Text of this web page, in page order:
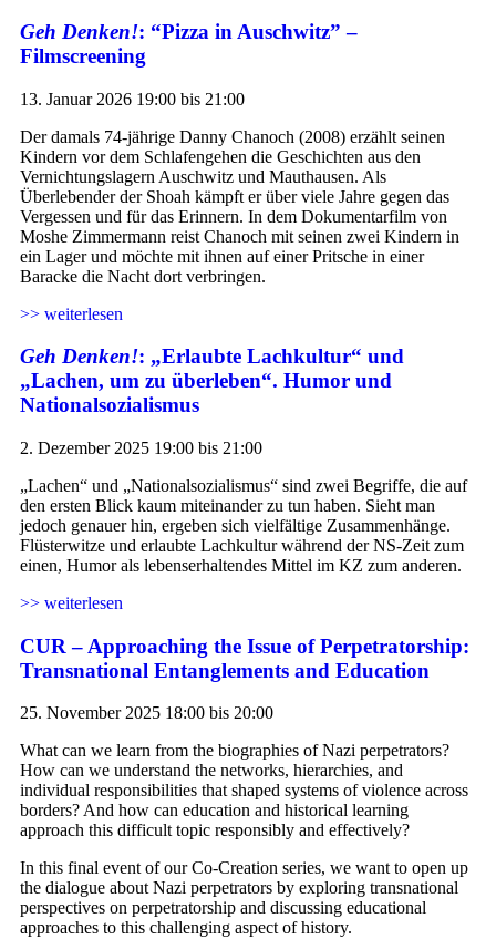
Geh Denken!: “Pizza in Auschwitz” –
Filmscreening
13. Januar 2026 19:00 bis 21:00
Der damals 74-jährige Danny Chanoch (2008) erzählt seinen
Kindern vor dem Schlafengehen die Geschichten aus den
Vernichtungslagern Auschwitz und Mauthausen. Als
Überlebender der Shoah kämpft er über viele Jahre gegen das
Vergessen und für das Erinnern. In dem Dokumentarfilm von
Moshe Zimmermann reist Chanoch mit seinen zwei Kindern in
ein Lager und möchte mit ihnen auf einer Pritsche in einer
Baracke die Nacht dort verbringen.
>> weiterlesen
Geh Denken!: „Erlaubte Lachkultur“ und
„Lachen, um zu überleben“. Humor und
Nationalsozialismus
2. Dezember 2025 19:00 bis 21:00
„Lachen“ und „Nationalsozialismus“ sind zwei Begriffe, die auf
den ersten Blick kaum miteinander zu tun haben. Sieht man
jedoch genauer hin, ergeben sich vielfältige Zusammenhänge.
Flüsterwitze und erlaubte Lachkultur während der NS-Zeit zum
einen, Humor als lebenserhaltendes Mittel im KZ zum anderen.
>> weiterlesen
CUR – Approaching the Issue of Perpetratorship:
Transnational Entanglements and Education
25. November 2025 18:00 bis 20:00
What can we learn from the biographies of Nazi perpetrators?
How can we understand the networks, hierarchies, and
individual responsibilities that shaped systems of violence across
borders? And how can education and historical learning
approach this difficult topic responsibly and effectively?
In this final event of our Co-Creation series, we want to open up
the dialogue about Nazi perpetrators by exploring transnational
perspectives on perpetratorship and discussing educational
approaches to this challenging aspect of history.